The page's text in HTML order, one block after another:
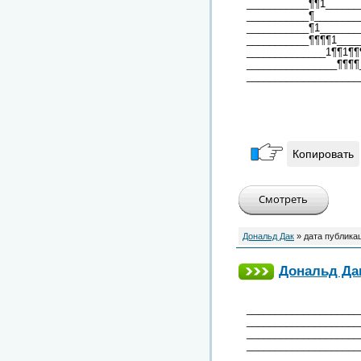
Копировать
Дональд Дак » дата
Дональд